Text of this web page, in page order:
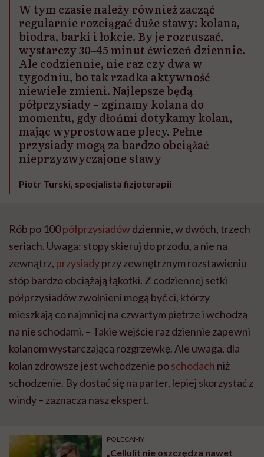
W tym czasie należy również zacząć
regularnie rozciągać duże stawy: kolana,
biodra, barki i łokcie. By je rozruszać,
wystarczy 30‒45 minut ćwiczeń dziennie.
Ale codziennie, nie raz czy dwa w
tygodniu, bo tak rzadka aktywność
niewiele zmieni. Najlepsze będą
półprzysiady – zginamy kolana do
momentu, gdy dłońmi dotykamy kolan,
mając wyprostowane plecy. Pełne
przysiady mogą za bardzo obciążać
nieprzyzwyczajone stawy
Piotr Turski, specjalista fizjoterapii
Rób po 100półprzysiadówdziennie, w dwóch, trzech
seriach. Uwaga: stopy skieruj do przodu, a nie na
zewnątrz, przysiadyprzy zewnętrznym rozstawieniu
stóp bardzo obciążają łąkotki. Z codziennej setki
półprzysiadów zwolnieni mogą być ci, którzy
mieszkają co najmniej na czwartym piętrze i wchodzą
na nie schodami. – Takie wejście raz dziennie zapewni
kolanom wystarczającą rozgrzewkę. Ale uwaga, dla
kolan zdrowsze jest wchodzenie poschodach niż
schodzenie. By dostać się na parter, lepiej skorzystać z
windy – zaznacza nasz ekspert.
POLECAMY
„Cellulit nie oszczędza nawet